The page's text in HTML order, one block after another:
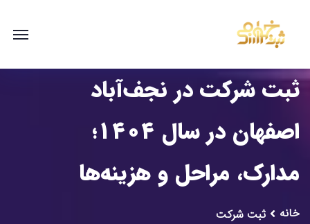
ثبت شرکت در نجف‌آباد
اصفهان در سال ۱۴۰۴؛
مدارک، مراحل و هزینه‌ها
خانه
ثبت شرکت